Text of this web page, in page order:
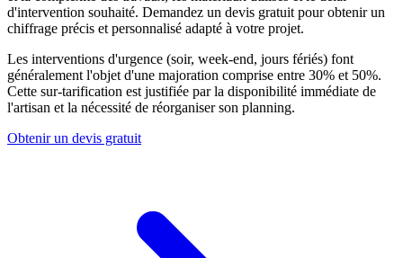
d'intervention souhaité. Demandez un devis gratuit pour obtenir un
chiffrage précis et personnalisé adapté à votre projet.
Les interventions d'urgence (soir, week-end, jours fériés) font
généralement l'objet d'une majoration comprise entre 30% et 50%.
Cette sur-tarification est justifiée par la disponibilité immédiate de
l'artisan et la nécessité de réorganiser son planning.
Obtenir un devis gratuit